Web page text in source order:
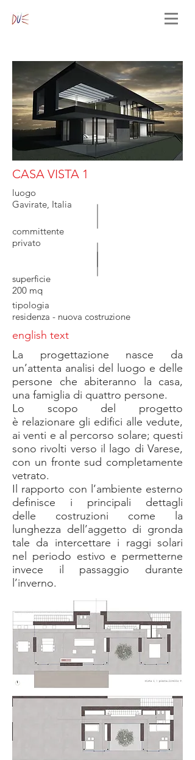
CASA VISTA 1
luogo
Gavirate, Italia
committente
privato
superficie
200 mq
tipologia
residenza - nuova costruzione
english text
La progettazione nasce da
un’attenta analisi del luogo e delle
persone che abiteranno la casa,
una famiglia di quattro persone.
Lo scopo del progetto
è relazionare gli edifici alle vedute,
ai venti e al percorso solare; questi
sono rivolti verso il lago di Varese,
con un fronte sud completamente
vetrato.
Il rapporto con l’ambiente esterno
definisce i principali dettagli
delle costruzioni come la
lunghezza dell’aggetto di gronda
tale da intercettare i raggi solari
nel periodo estivo e permetterne
invece il passaggio durante
l’inverno.